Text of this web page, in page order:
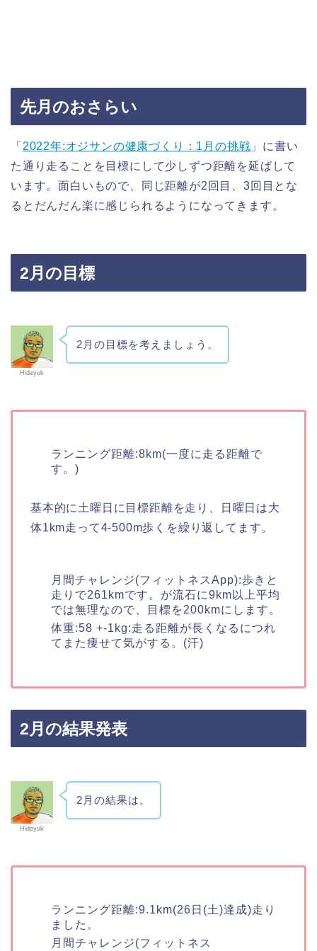
先月のおさらい
「 2022年:オジサンの健康づくり：1月の挑戦 」に書い
た通り走ることを目標にして少しずつ距離を延ばして
います。面白いもので、同じ距離が2回目、3回目とな
るとだんだん楽に感じられるようになってきます。
2月の目標
Hideyuk
2月の目標を考えましょう。
ランニング距離:8km(一度に走る距離で
す。)
基本的に土曜日に目標距離を走り、日曜日は大
体1km走って4-500m歩くを繰り返してます。
月間チャレンジ(フィットネスApp):歩きと
走りで261kmです。が流石に9km以上平均
では無理なので、目標を200kmにします。
体重:58 +-1kg:走る距離が長くなるにつれ
てまた痩せて気がする。(汗)
2月の結果発表
Hideyuk
2月の結果は。
ランニング距離:9.1km(26日(土)達成)走り
ました。
月間チャレンジ(フィットネス